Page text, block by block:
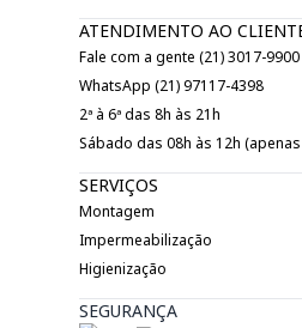
ATENDIMENTO AO
Fale com a gente (21) 3017-
WhatsApp (21) 97117-4398
2ª à 6ª das 8h às 21h
Sábado das 08h às 12h
SERVIÇOS
Montagem
Impermeabilização
Higienização
SEGURANÇA